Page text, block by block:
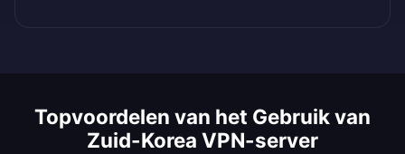
Topvoordelen van het Gebruik van
Zuid-Korea VPN-server